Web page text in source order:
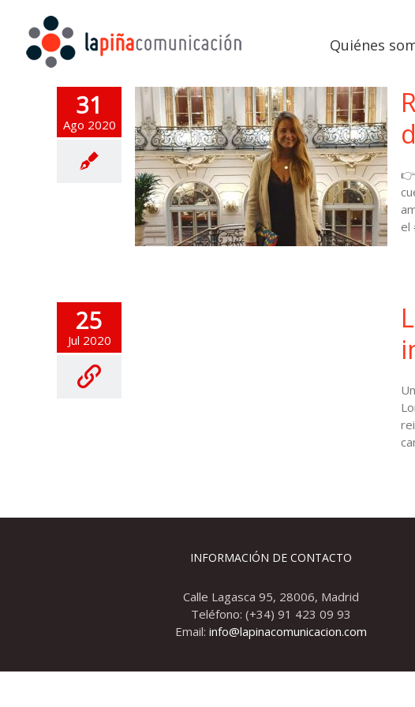
Quiénes
31
Ago 2020
el
25
Jul 2020
INFORMACIÓN DE CONTACTO
Calle Lagasca 95, 28006, Madrid
Teléfono: (+34) 91 423 09 93
Email: info@lapinacomunicacion.com